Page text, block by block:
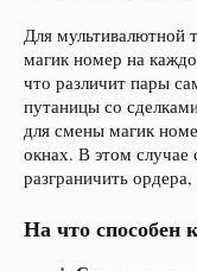
Для мультивалютной
магик номер на
что различит пары
путаницы со
для смены магик
окнах. В этом случае
разграничить
На что способен